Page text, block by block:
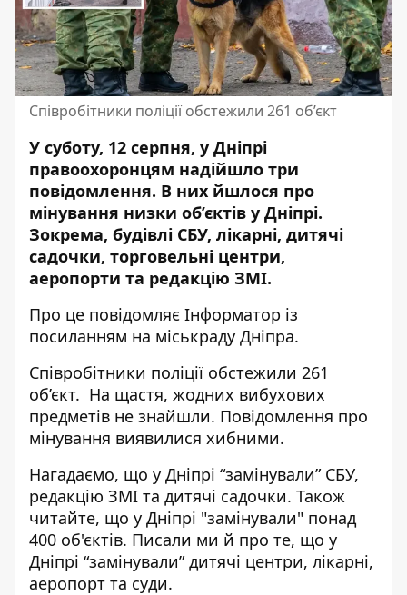
Співробітники поліції обстежили 261 об’єкт
У суботу, 12 серпня, у Дніпрі
правоохоронцям надійшло три
повідомлення. В них йшлося про
мінування низки об’єктів у Дніпрі.
Зокрема, будівлі СБУ, лікарні, дитячі
садочки, торговельні центри,
аеропорти та редакцію ЗМІ.
Про це повідомляє Інформатор із
посиланням на міськраду Дніпра.
Співробітники поліції обстежили 261
об’єкт. На щастя, жодних вибухових
предметів не знайшли. Повідомлення про
мінування виявилися хибними.
Нагадаємо, що у Дніпрі “замінували” СБУ,
редакцію ЗМІ та дитячі садочки. Також
читайте, що у Дніпрі "замінували" понад
400 об'єктів. Писали ми й про те, що у
Дніпрі “замінували” дитячі центри, лікарні,
аеропорт та суди.